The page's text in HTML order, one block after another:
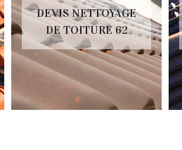
DEVIS NETTOYAGE
DE TOITURE 62